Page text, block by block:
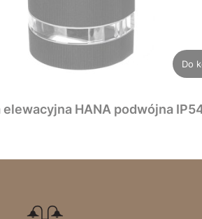
Do
Lampa Oprawa elewacyjna HANA